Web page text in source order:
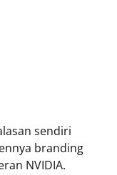
sendiri
branding
NVIDIA.